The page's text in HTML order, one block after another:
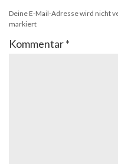
Deine E-Mail-Adresse wird nicht
markiert
Kommentar*